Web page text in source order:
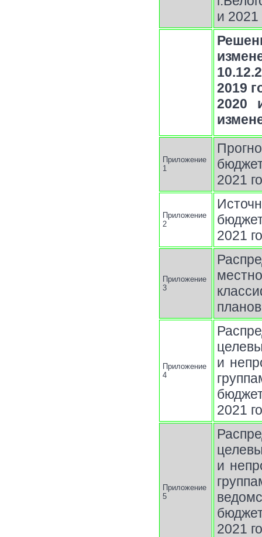
и 2021
2019
2020
Приложение
1
2021
Приложение
2
2021
Приложение
3
Приложение
4
и
2021
Приложение
5
и
2021